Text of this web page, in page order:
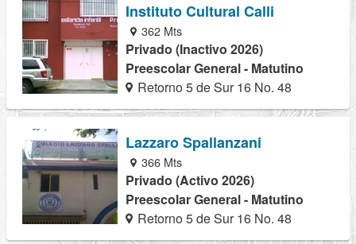
Instituto Cultural Calli
362 Mts
Privado (Inactivo 2026)
Preescolar General - Matutino
Retorno 5 de Sur 16 No. 48
Lazzaro Spallanzani
366 Mts
Privado (Activo 2026)
Preescolar General - Matutino
Retorno 5 de Sur 16 No. 48